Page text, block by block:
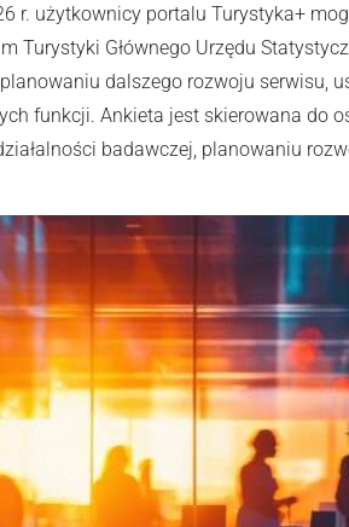
r. użytkownicy portalu Turystyka+
Turystyki Głównego Urzędu
dalszego rozwoju serwisu,
funkcji. Ankieta jest skierowana do
badawczej, planowaniu